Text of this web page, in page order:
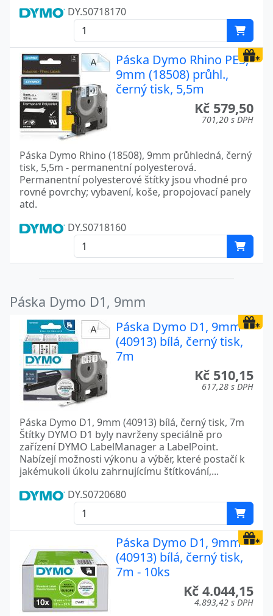
DY.S0718170
Páska Dymo Rhino PES,
9mm (18508) průhl.,
černý tisk, 5,5m
Kč 579,50
701,20 s DPH
Páska Dymo Rhino (18508), 9mm průhledná, černý
tisk, 5,5m - permanentní polyesterová.
Permanentní polyesterové štítky jsou vhodné pro
rovné povrchy; vybavení, koše, propojovací panely
atd.
DY.S0718160
Páska Dymo D1, 9mm
Páska Dymo D1, 9mm
(40913) bílá, černý tisk,
7m
Kč 510,15
617,28 s DPH
Páska Dymo D1, 9mm (40913) bílá, černý tisk, 7m
Štítky DYMO D1 byly navrženy speciálně pro
zařízení DYMO LabelManager a LabelPoint.
Nabízejí možnosti výkonu a výběr, které postačí k
jakémukoli úkolu zahrnujícímu štítkování,...
DY.S0720680
Páska Dymo D1, 9mm
(40913) bílá, černý tisk,
7m - 10ks
Kč 4.044,15
4.893,42 s DPH